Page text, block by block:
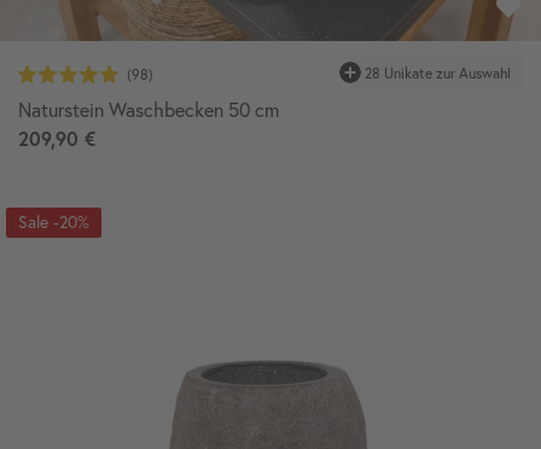
28 Unikate zur Auswahl
Naturstein Waschbecken 50 cm
209,90 €
-20%